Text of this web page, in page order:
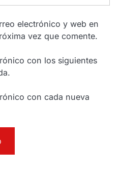
electrónico y web en
vez que comente.
con los siguientes
con cada nueva